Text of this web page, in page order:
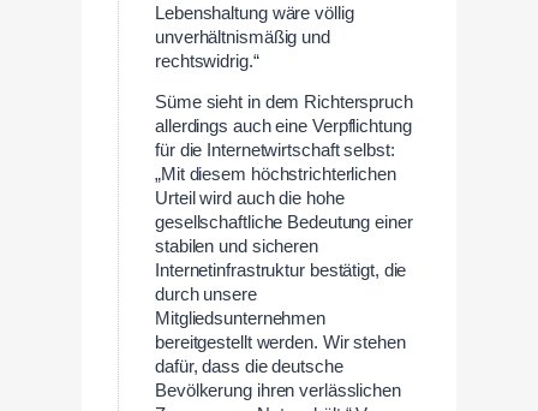
Lebenshaltung wäre völlig
unverhältnismäßig und
rechtswidrig.“
Süme sieht in dem Richterspruch
allerdings auch eine Verpflichtung
für die Internetwirtschaft selbst:
„Mit diesem höchstrichterlichen
Urteil wird auch die hohe
gesellschaftliche Bedeutung einer
stabilen und sicheren
Internetinfrastruktur bestätigt, die
durch unsere
Mitgliedsunternehmen
bereitgestellt werden. Wir stehen
dafür, dass die deutsche
Bevölkerung ihren verlässlichen